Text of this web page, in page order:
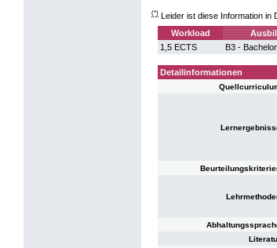
(*) Leider ist diese Information in
Workload
1,5 ECTS
B3 -
Detailinformationen